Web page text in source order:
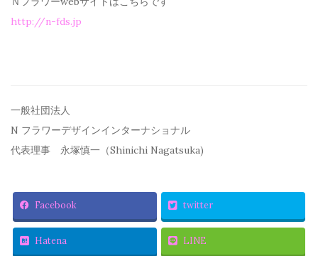
http://n-fds.jp
一般社団法人
N フラワーデザインインターナショナル
代表理事 永塚慎一（Shinichi Nagatsuka)
Facebook twitter
Hatena LINE